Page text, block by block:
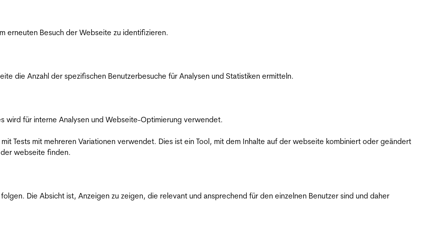
erneuten Besuch der Webseite zu identifizieren.
die Anzahl der spezifischen Benutzerbesuche für Analysen und Statistiken ermitteln.
wird für interne Analysen und Webseite-Optimierung verwendet.
Tests mit mehreren Variationen verwendet. Dies ist ein Tool, mit dem Inhalte auf der webseite kombiniert oder geändert
webseite finden.
Die Absicht ist, Anzeigen zu zeigen, die relevant und ansprechend für den einzelnen Benutzer sind und daher